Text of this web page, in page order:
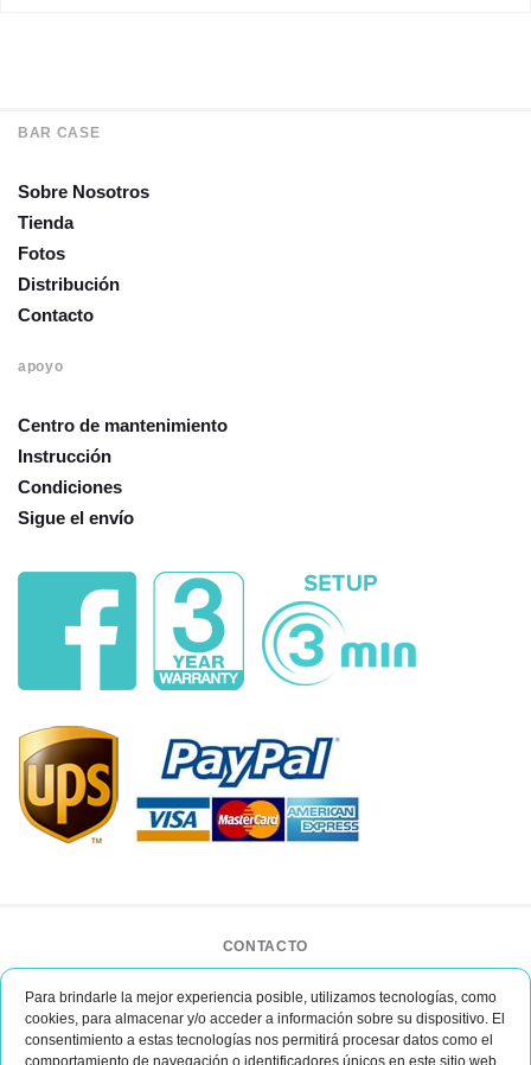
Para brindarle la mejor experiencia posible, utilizamos tecnologías, como
cookies, para almacenar y/o acceder a información sobre su dispositivo. El
consentimiento a estas tecnologías nos permitirá procesar datos como el
comportamiento de navegación o identificadores únicos en este sitio web.
BAR CASE
Sobre Nosotros
Tienda
Fotos
Distribución
Contacto
apoyo
Centro de mantenimiento
Instrucción
Condiciones
Sigue el envío
CONTACTO
ul. Lipińskiego 3/1
30-349 Kraków
Polonia